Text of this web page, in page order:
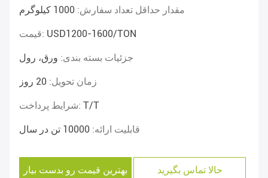
مقدار حداقل تعداد سفارش: 1000 کیلوگرم
قیمت: USD1200-1600/TON
جزئیات بسته بندی: ورق، رول
زمان تحویل: 20 روز
شرایط پرداخت: T/T
قابلیت ارائه: 10000 تن در سال
بهترین قیمت رو بدست بیار حالا تماس بگیرید